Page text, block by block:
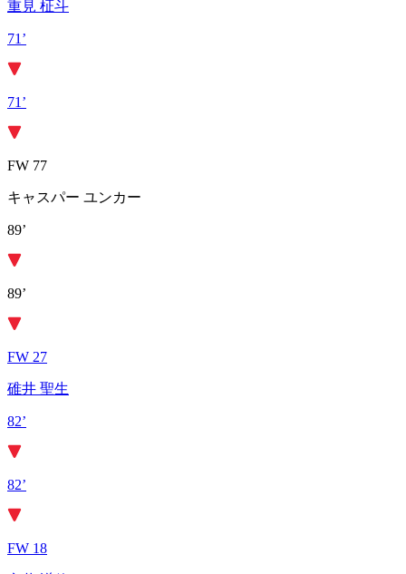
重見 柾斗
71’
71’
FW 77
キャスパー ユンカー
89’
89’
FW 27
碓井 聖生
82’
82’
FW 18